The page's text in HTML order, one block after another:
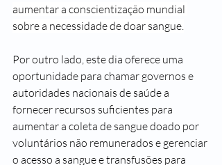
aumentar a conscientização mundial
sobre a necessidade de doar sangue.
Por outro lado, este dia oferece uma
oportunidade para chamar governos e
autoridades nacionais de saúde a
fornecer recursos suficientes para
aumentar a coleta de sangue doado por
voluntários não remunerados e gerenciar
o acesso a sangue e transfusões para